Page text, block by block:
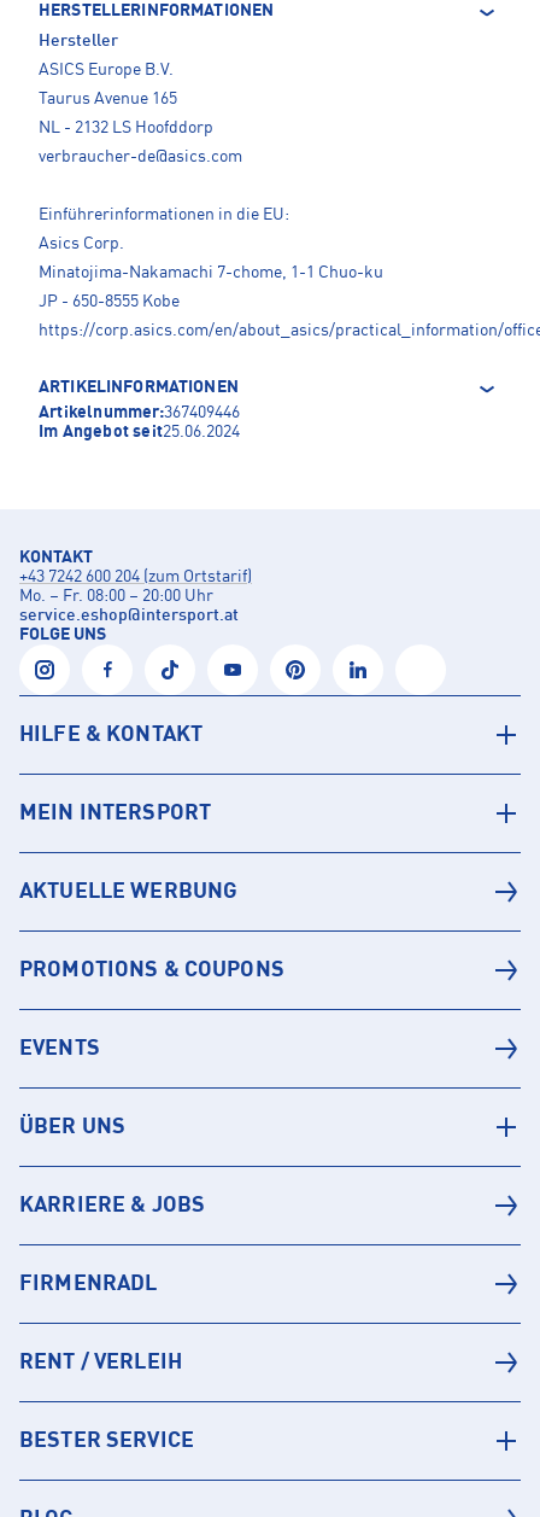
HERSTELLERINFORMATIONEN
Hersteller
ASICS Europe B.V.
Taurus Avenue 165
NL - 2132 LS Hoofddorp
verbraucher-de@asics.com
Einführerinformationen in die EU:
Asics Corp.
Minatojima-Nakamachi 7-chome, 1-1 Chuo-ku
JP - 650-8555 Kobe
https://corp.asics.com/en/about_asics/practical_information/
ARTIKELINFORMATIONEN
Artikelnummer:367409446
Im Angebot seit25.06.2024
KONTAKT
+43 7242 600 204 (zum Ortstarif)
Mo. – Fr. 08:00 – 20:00 Uhr
service.eshop@intersport.at
FOLGE UNS
HILFE & KONTAKT
MEIN INTERSPORT
AKTUELLE WERBUNG
PROMOTIONS & COUPONS
EVENTS
ÜBER UNS
KARRIERE & JOBS
FIRMENRADL
RENT / VERLEIH
BESTER SERVICE